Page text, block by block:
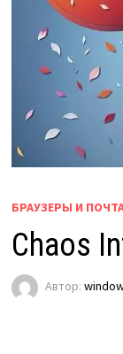
БРАУЗЕРЫ И
Chaos
Автор: